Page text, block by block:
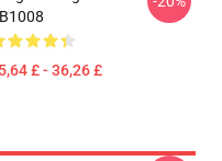
£ - 36,26 £